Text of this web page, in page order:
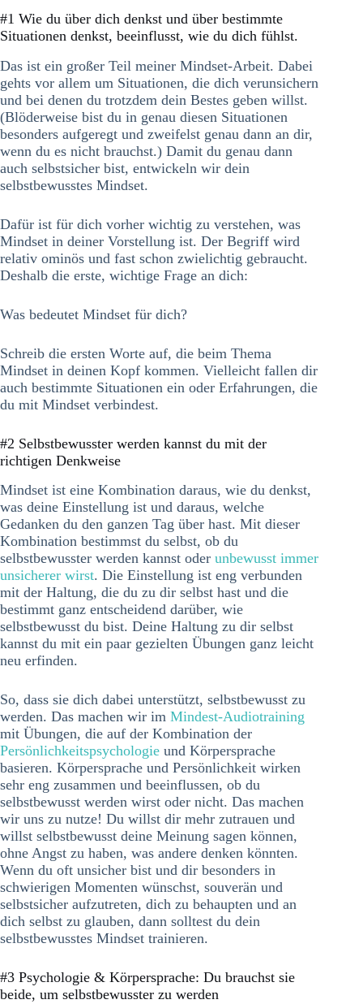
#1 Wie du über dich denkst und über bestimmte
Situationen denkst, beeinflusst, wie du dich fühlst.
Das ist ein großer Teil meiner Mindset-Arbeit. Dabei
gehts vor allem um Situationen, die dich verunsichern
und bei denen du trotzdem dein Bestes geben willst.
(Blöderweise bist du in genau diesen Situationen
besonders aufgeregt und zweifelst genau dann an dir,
wenn du es nicht brauchst.) Damit du genau dann
auch selbstsicher bist, entwickeln wir dein
selbstbewusstes Mindset.
Dafür ist für dich vorher wichtig zu verstehen, was
Mindset in deiner Vorstellung ist. Der Begriff wird
relativ ominös und fast schon zwielichtig gebraucht.
Deshalb die erste, wichtige Frage an dich:
Was bedeutet Mindset für dich?
Schreib die ersten Worte auf, die beim Thema
Mindset in deinen Kopf kommen. Vielleicht fallen dir
auch bestimmte Situationen ein oder Erfahrungen, die
du mit Mindset verbindest.
#2 Selbstbewusster werden kannst du mit der
richtigen Denkweise
Mindset ist eine Kombination daraus, wie du denkst,
was deine Einstellung ist und daraus, welche
Gedanken du den ganzen Tag über hast. Mit dieser
Kombination bestimmst du selbst, ob du
selbstbewusster werden kannst oder unbewusst immer
unsicherer wirst. Die Einstellung ist eng verbunden
mit der Haltung, die du zu dir selbst hast und die
bestimmt ganz entscheidend darüber, wie
selbstbewusst du bist. Deine Haltung zu dir selbst
kannst du mit ein paar gezielten Übungen ganz leicht
neu erfinden.
So, dass sie dich dabei unterstützt, selbstbewusst zu
werden. Das machen wir im Mindest-Audiotraining
mit Übungen, die auf der Kombination der
Persönlichkeitspsychologie und Körpersprache
basieren. Körpersprache und Persönlichkeit wirken
sehr eng zusammen und beeinflussen, ob du
selbstbewusst werden wirst oder nicht. Das machen
wir uns zu nutze! Du willst dir mehr zutrauen und
willst selbstbewusst deine Meinung sagen können,
ohne Angst zu haben, was andere denken könnten.
Wenn du oft unsicher bist und dir besonders in
schwierigen Momenten wünschst, souverän und
selbstsicher aufzutreten, dich zu behaupten und an
dich selbst zu glauben, dann solltest du dein
selbstbewusstes Mindset trainieren.
#3 Psychologie & Körpersprache: Du brauchst sie
beide, um selbstbewusster zu werden